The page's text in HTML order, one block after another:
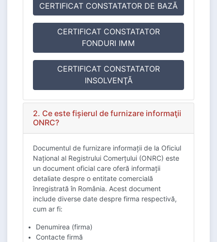
CERTIFICAT CONSTATATOR DE BAZĂ
CERTIFICAT CONSTATATOR
FONDURI IMM
CERTIFICAT CONSTATATOR
INSOLVENŢĂ
2. Ce este fişierul de furnizare informaţii
ONRC?
Documentul de furnizare informații de la Oficiul
Național al Registrului Comerțului (ONRC) este
un document oficial care oferă informații
detaliate despre o entitate comercială
înregistrată în România. Acest document
include diverse date despre firma respectivă,
cum ar fi:
Denumirea (firma)
Contacte firmă